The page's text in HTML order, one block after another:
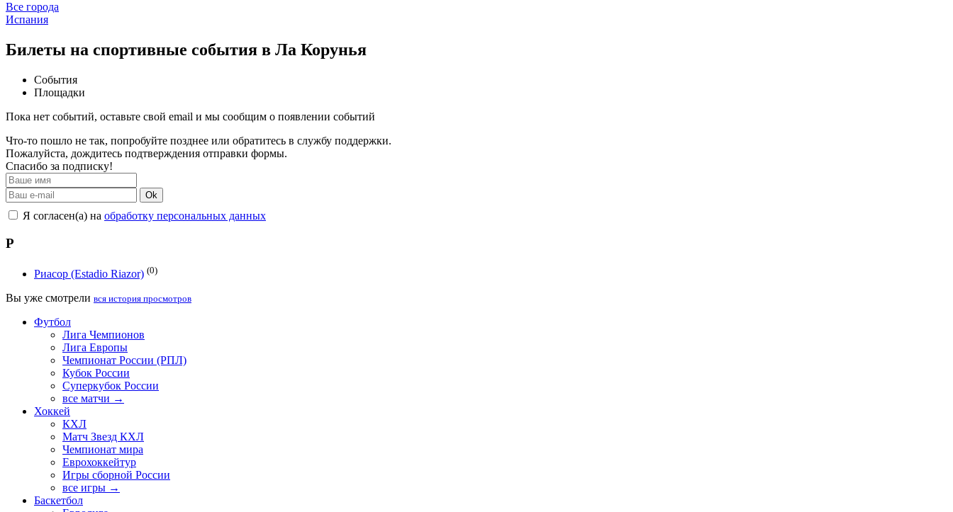
Все города
Испания
Билеты на спортивные события в Ла Корунья
События
Площадки
Пока нет событий, оставьте свой email и мы сообщим о появлении событий
Что-то пошло не так, попробуйте позднее или обратитесь в службу поддержки.
Пожалуйста, дождитесь подтверждения отправки формы.
Спасибо за подписку!
Ok
Я согласен(а) на обработку персональных данных
Р
Риасор (Estadio Riazor) (0)
Вы уже смотрели вся история просмотров
Футбол
Лига Чемпионов
Лига Европы
Чемпионат России (РПЛ)
Кубок России
Суперкубок России
все матчи →
Хоккей
КХЛ
Матч Звезд КХЛ
Чемпионат мира
Еврохоккейтур
Игры сборной России
все игры →
Баскетбол